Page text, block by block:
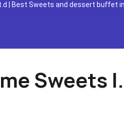
| Best Sweets and dessert buffet
Sweets